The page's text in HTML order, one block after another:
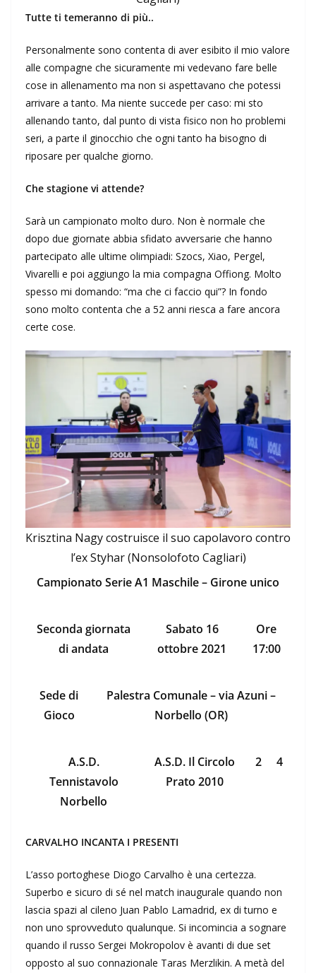
Tutte ti temeranno di più..
Personalmente sono contenta di aver esibito il mio valore
alle compagne che sicuramente mi vedevano fare belle
cose in allenamento ma non si aspettavano che potessi
arrivare a tanto. Ma niente succede per caso: mi sto
allenando tanto, dal punto di vista fisico non ho problemi
seri, a parte il ginocchio che ogni tanto ha bisogno di
riposare per qualche giorno.
Che stagione vi attende?
Sarà un campionato molto duro. Non è normale che
dopo due giornate abbia sfidato avversarie che hanno
partecipato alle ultime olimpiadi: Szocs, Xiao, Pergel,
Vivarelli e poi aggiungo la mia compagna Offiong. Molto
spesso mi domando: “ma che ci faccio qui”? In fondo
sono molto contenta che a 52 anni riesca a fare ancora
certe cose.
Krisztina Nagy costruisce il suo capolavoro contro
l’ex Styhar (Nonsolofoto Cagliari)
Campionato Serie A1 Maschile – Girone unico
Seconda giornata
di andata
Sabato 16
ottobre 2021
Ore
17:00
Sede di
Gioco
Palestra Comunale – via Azuni –
Norbello (OR)
A.S.D.
Tennistavolo
Norbello
A.S.D. Il Circolo
Prato 2010
2 4
CARVALHO INCANTA I PRESENTI
L’asso portoghese Diogo Carvalho è una certezza.
Superbo e sicuro di sé nel match inaugurale quando non
lascia spazi al cileno Juan Pablo Lamadrid, ex di turno e
non uno sprovveduto qualunque. Si incomincia a sognare
quando il russo Sergei Mokropolov è avanti di due set
opposto al suo connazionale Taras Merzlikin. A metà del